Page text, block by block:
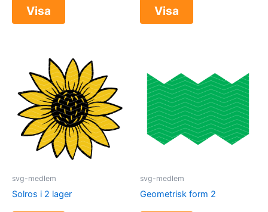
Visa Visa
svg-medlem
Solros i 2 lager
svg-medlem
Geometrisk form 2